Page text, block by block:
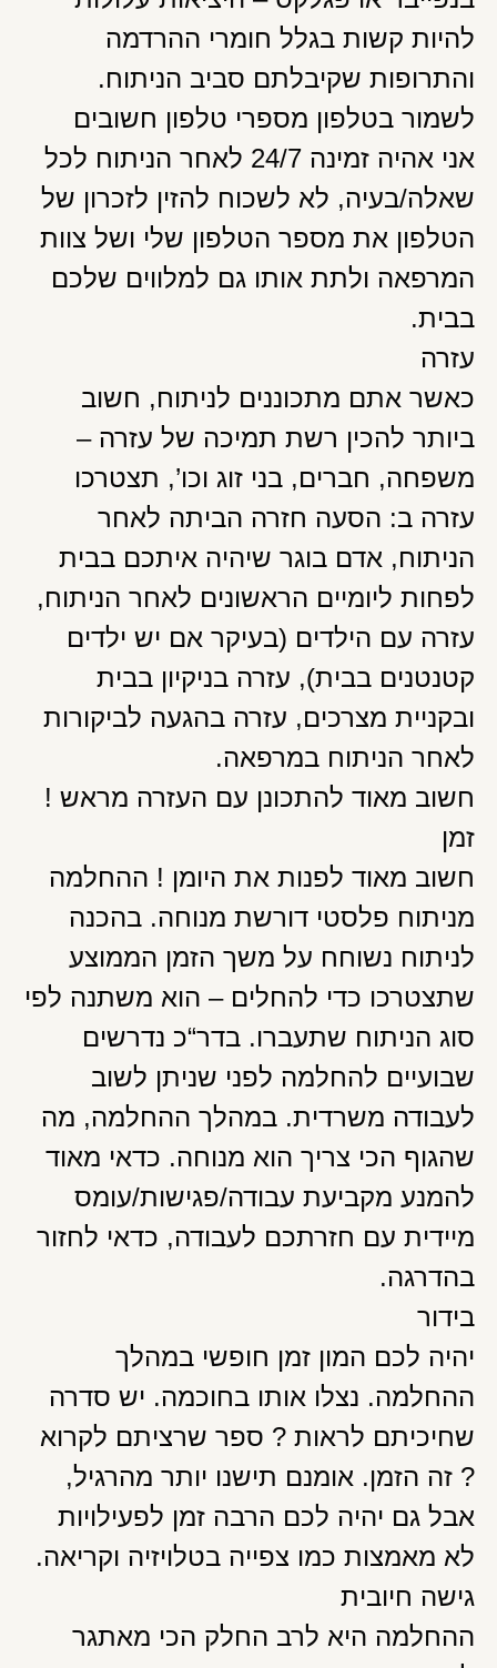
להיות קשות בגלל חומרי ההרדמה
והתרופות שקיבלתם סביב הניתוח.
לשמור בטלפון מספרי טלפון חשובים
אני אהיה זמינה 24/7 לאחר הניתוח לכל
שאלה/בעיה, לא לשכוח להזין לזכרון של
הטלפון את מספר הטלפון שלי ושל צוות
המרפאה ולתת אותו גם למלווים שלכם
בבית.
עזרה
כאשר אתם מתכוננים לניתוח, חשוב
ביותר להכין רשת תמיכה של עזרה –
משפחה, חברים, בני זוג וכו’, תצטרכו
עזרה ב: הסעה חזרה הביתה לאחר
הניתוח, אדם בוגר שיהיה איתכם בבית
לפחות ליומיים הראשונים לאחר הניתוח,
עזרה עם הילדים (בעיקר אם יש ילדים
קטנטנים בבית), עזרה בניקיון בבית
ובקניית מצרכים, עזרה בהגעה לביקורות
לאחר הניתוח במרפאה.
חשוב מאוד להתכונן עם העזרה מראש !
זמן
חשוב מאוד לפנות את היומן ! ההחלמה
מניתוח פלסטי דורשת מנוחה. בהכנה
לניתוח נשוחח על משך הזמן הממוצע
שתצטרכו כדי להחלים – הוא משתנה לפי
סוג הניתוח שתעברו. בדר“כ נדרשים
שבועיים להחלמה לפני שניתן לשוב
לעבודה משרדית. במהלך ההחלמה, מה
שהגוף הכי צריך הוא מנוחה. כדאי מאוד
להמנע מקביעת עבודה/פגישות/עומס
מיידית עם חזרתכם לעבודה, כדאי לחזור
בהדרגה.
בידור
יהיה לכם המון זמן חופשי במהלך
ההחלמה. נצלו אותו בחוכמה. יש סדרה
שחיכיתם לראות ? ספר שרציתם לקרוא
? זה הזמן. אומנם תישנו יותר מהרגיל,
אבל גם יהיה לכם הרבה זמן לפעילויות
לא מאמצות כמו צפייה בטלויזיה וקריאה.
גישה חיובית
ההחלמה היא לרב החלק הכי מאתגר